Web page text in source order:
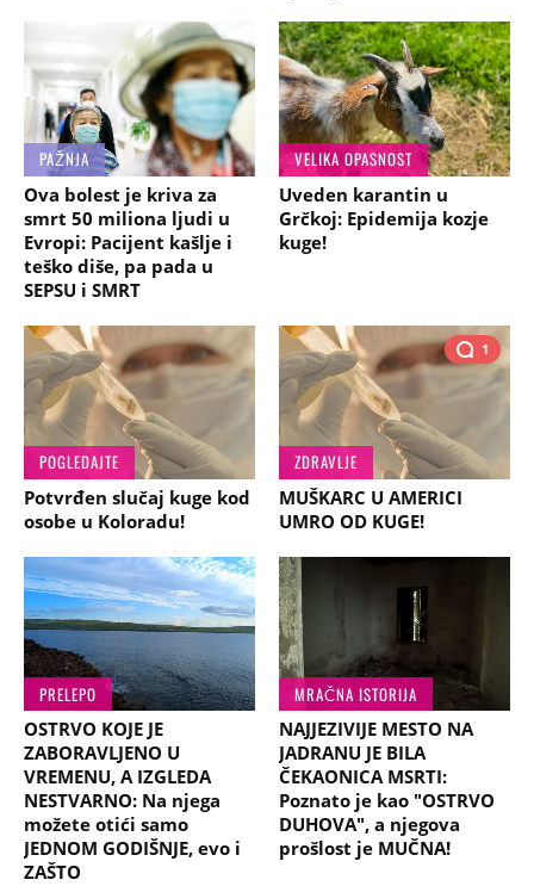
PAŽNJA
Ova bolest je kriva za
smrt 50 miliona ljudi u
Evropi: Pacijent kašlje i
teško diše, pa pada u
SEPSU i SMRT
VELIKA OPASNOST
Uveden karantin u
Grčkoj: Epidemija kozje
kuge!
POGLEDAJTE
Potvrđen slučaj kuge kod
osobe u Koloradu!
1
ZDRAVLJE
MUŠKARC U AMERICI
UMRO OD KUGE!
PRELEPO
OSTRVO KOJE JE
ZABORAVLJENO U
VREMENU, A IZGLEDA
NESTVARNO: Na njega
možete otići samo
JEDNOM GODIŠNJE, evo i
ZAŠTO
MRAČNA ISTORIJA
NAJJEZIVIJE MESTO NA
JADRANU JE BILA
ČEKAONICA MSRTI:
Poznato je kao "OSTRVO
DUHOVA", a njegova
prošlost je MUČNA!